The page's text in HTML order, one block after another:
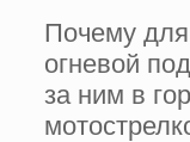
Почему для
огневой
за ним в